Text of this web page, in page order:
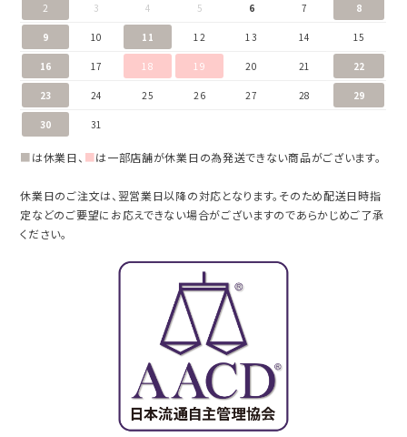
2 3 4 5 6 7 8
9 10 11 12 13 14 15
16 17 18 19 20 21 22
23 24 25 26 27 28 29
30 31
■は休業日、 ■は一部店舗が休業日の為発送できない商品がございます。
休業日のご注文は、翌営業日以降の対応となります。そのため配送日時指
定などのご要望にお応えできない場合がございますのであらかじめご了承
ください。